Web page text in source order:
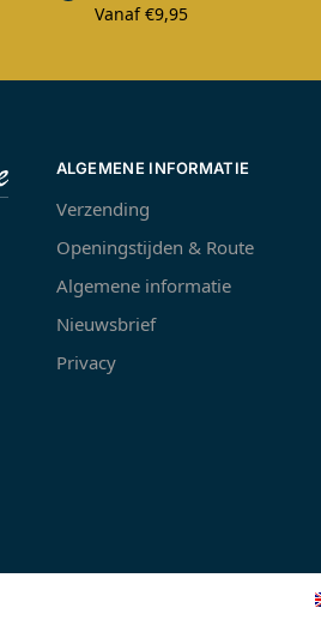
Vanaf €9,95
ALGEMENE INFORMATIE
Verzending
Openingstijden & Route
Algemene informatie
Nieuwsbrief
Privacy